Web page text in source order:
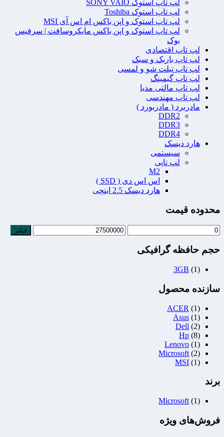
لپ تاپ استوک SONY VAIO
لپ تاپ استوک Toshiba
لپ تاپ استوک و اپن باکس ام اس آی MSI
لپ تاپ استوک و اپن باکس مایکروسافت | سرفیس
بوک
لپ تاپ اقتصادی
لپ تاپ باریک و سبک
لپ تاپ تبلت شو و لمسی
لپ تاپ گیمینگ
لپ تاپ مالتی مدیا
لپ تاپ مهندسی
مادربرد ( مادربورد )
DDR2
DDR3
DDR4
هارد دیسک
سیستمی
لپ تاپی
M2
اس اس دی ( SSD )
هارد دیسک 2.5 اینچی
محدوده قیمت
فیلتر
حجم حافظه گرافیکی
3GB (1)
سازنده محصول
ACER (1)
Asus (1)
Dell (2)
Hp (8)
Lenovo (1)
Microsoft (2)
MSI (1)
برند
Microsoft (1)
فروش‌های ویژه